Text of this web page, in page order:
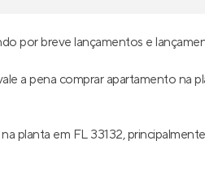
por breve lançamentos e
a pena comprar apartamento na
planta em FL 33132,